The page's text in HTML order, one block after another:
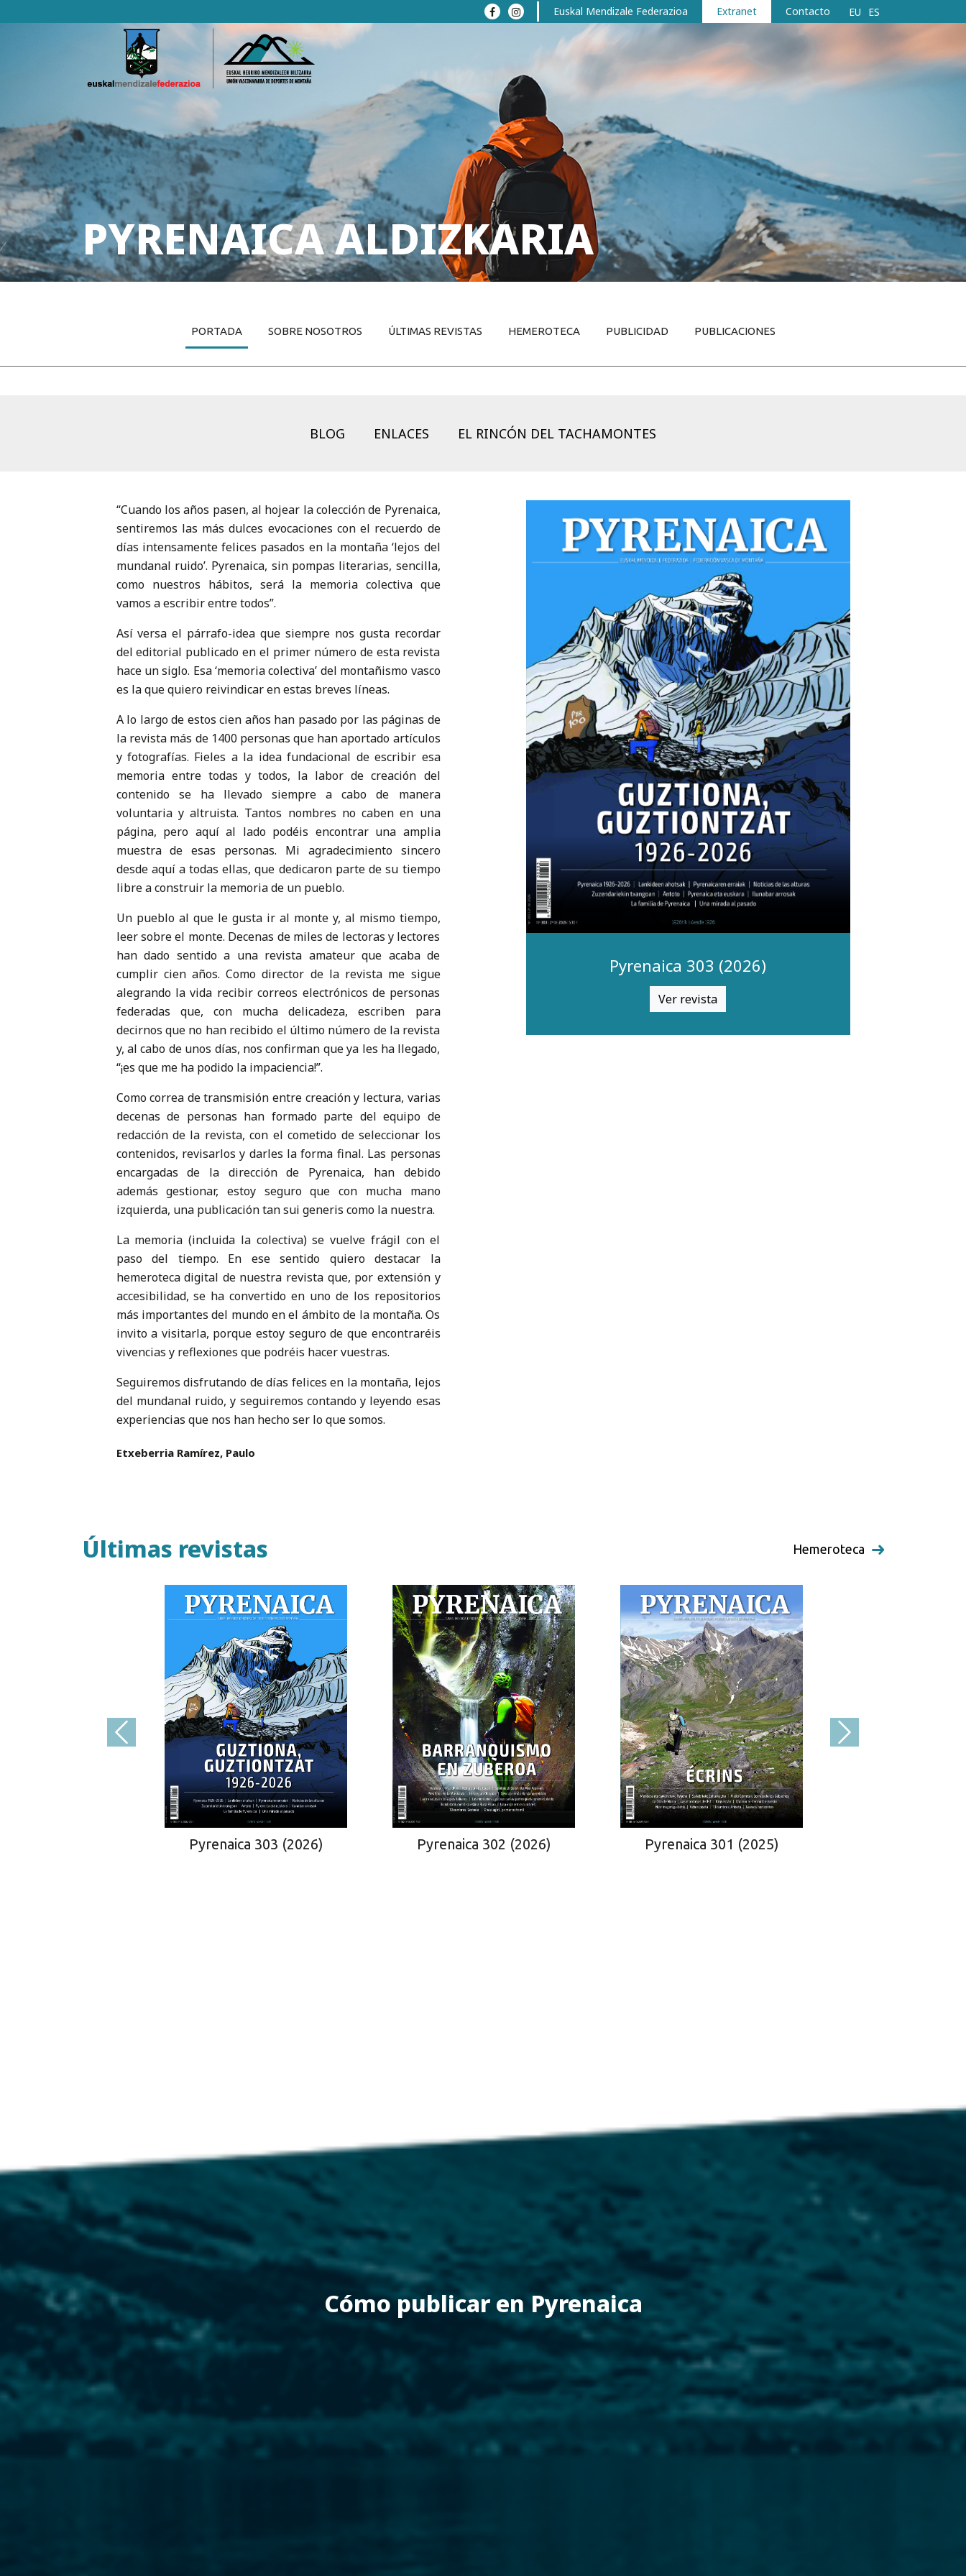
Euskal Mendizale Federazioa Extranet Contacto EU ES
PYRENAICA ALDIZKARIA
PORTADA SOBRE NOSOTROS ÚLTIMAS REVISTAS HEMEROTECA PUBLICIDAD PUBLICACIONES
BLOG ENLACES EL RINCÓN DEL TACHAMONTES
“Cuando los años pasen, al hojear la colección de Pyrenaica,
sentiremos las más dulces evocaciones con el recuerdo de
días intensamente felices pasados en la montaña ‘lejos del
mundanal ruido’. Pyrenaica, sin pompas literarias, sencilla,
como nuestros hábitos, será la memoria colectiva que
vamos a escribir entre todos”.
Así versa el párrafo-idea que siempre nos gusta recordar
del editorial publicado en el primer número de esta revista
hace un siglo. Esa ‘memoria colectiva’ del montañismo vasco
es la que quiero reivindicar en estas breves líneas.
A lo largo de estos cien años han pasado por las páginas de
la revista más de 1400 personas que han aportado artículos
y fotografías. Fieles a la idea fundacional de escribir esa
memoria entre todas y todos, la labor de creación del
contenido se ha llevado siempre a cabo de manera
voluntaria y altruista. Tantos nombres no caben en una
página, pero aquí al lado podéis encontrar una amplia
muestra de esas personas. Mi agradecimiento sincero
desde aquí a todas ellas, que dedicaron parte de su tiempo
libre a construir la memoria de un pueblo.
Un pueblo al que le gusta ir al monte y, al mismo tiempo,
leer sobre el monte. Decenas de miles de lectoras y lectores
han dado sentido a una revista amateur que acaba de
cumplir cien años. Como director de la revista me sigue
alegrando la vida recibir correos electrónicos de personas
federadas que, con mucha delicadeza, escriben para
decirnos que no han recibido el último número de la revista
y, al cabo de unos días, nos confirman que ya les ha llegado,
“¡es que me ha podido la impaciencia!”.
Como correa de transmisión entre creación y lectura, varias
decenas de personas han formado parte del equipo de
redacción de la revista, con el cometido de seleccionar los
contenidos, revisarlos y darles la forma final. Las personas
encargadas de la dirección de Pyrenaica, han debido
además gestionar, estoy seguro que con mucha mano
izquierda, una publicación tan sui generis como la nuestra.
La memoria (incluida la colectiva) se vuelve frágil con el
paso del tiempo. En ese sentido quiero destacar la
hemeroteca digital de nuestra revista que, por extensión y
accesibilidad, se ha convertido en uno de los repositorios
más importantes del mundo en el ámbito de la montaña. Os
invito a visitarla, porque estoy seguro de que encontraréis
vivencias y reflexiones que podréis hacer vuestras.
Seguiremos disfrutando de días felices en la montaña, lejos
del mundanal ruido, y seguiremos contando y leyendo esas
experiencias que nos han hecho ser lo que somos.
Etxeberria Ramírez, Paulo
Pyrenaica 303 (2026)
Ver revista
Últimas revistas Hemeroteca
Pyrenaica 303 (2026) Pyrenaica 302 (2026) Pyrenaica 301 (2025)
Cómo publicar en Pyrenaica